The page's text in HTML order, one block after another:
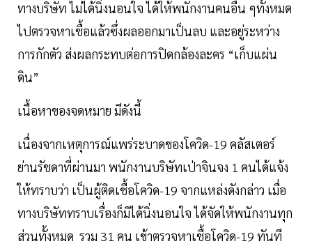
ทางบริษัท ไม่ได้นิ่งนอนใจ ได้ให้พนักงานคนอื่น ๆทั้งหมด
ไปตรวจหาเชื้อแล้วซึ่งผลออกมาเป็นลบ และอยู่ระหว่าง
การกักตัว ส่งผลกระทบต่อการปิดกล้องละคร “เก็บแผ่น
ดิน”
เนื้อหาของจดหมาย มีดังนี้
เนื่องจากเหตุการณ์แพร่ระบาดของโควิด-19 คลัสเตอร์
ย่านรัชดาที่ผ่านมา พนักงานบริษัทเป่าจินจง 1 คนได้แจ้ง
ให้ทราบว่า เป็นผู้ติดเชื้อโควิด-19 จากแหล่งดังกล่าว เมื่อ
ทางบริษัททราบเรื่องก็มิได้นิ่งนอนใจ ได้จัดให้พนักงานทุก
ส่วนทั้งหมด รวม 31 คน เข้าตรวจหาเชื้อโควิด-19 ทันที